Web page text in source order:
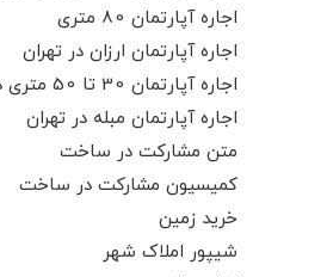
اجاره آپارتمان 80 متری
اجاره آپارتمان ارزان در تهران
اجاره آپارتمان 30 تا 50 متری در تهران
اجاره آپارتمان مبله در تهران
متن مشارکت در ساخت
کمیسیون مشارکت در ساخت
خرید زمین
شیپور املاک شهر